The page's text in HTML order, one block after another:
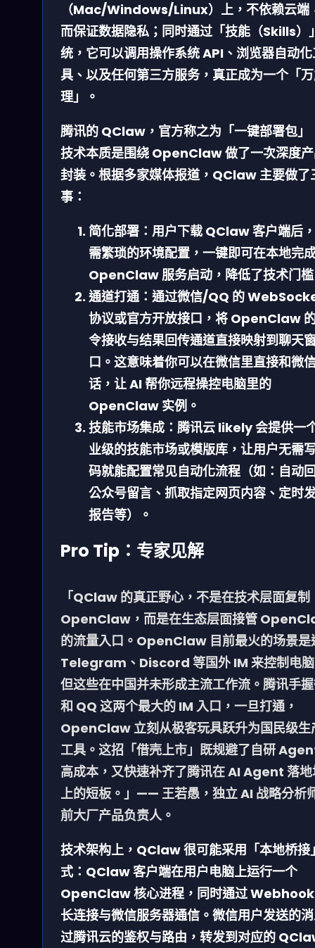
（Mac/Windows/Linux）上，不依赖云端
而保证数据隐私；同时通过「技能（Skills）
统，它可以调用操作系统 API、浏览器自动
具、以及任何第三方服务，真正成为一个「
理」。
腾讯的 QClaw，官方称之为「一键部署包」
技术本质是围绕 OpenClaw 做了一次深度
封装。根据多家媒体报道，QClaw 主要做了
事：
简化部署： 用户下载 QClaw 客户端后
需繁琐的环境配置，一键即可在本地完
OpenClaw 服务启动，降低了技术门
通道打通： 通过微信/QQ 的
协议或官方开放接口，将 OpenClaw
令接收与结果回传通道直接映射到聊天
口。这意味着你可以在微信里直接和微
话，让 AI 帮你远程操控电脑里的
OpenClaw 实例。
技能市场集成： 腾讯云 likely 会提供一
业级的技能市场或模版库，让用户无需
码就能配置常见自动化流程（如：自动
公众号留言、抓取指定网页内容、定时
报告等）。
Pro Tip：专家见解
「QClaw 的真正野心，不是在技术层面复制
OpenClaw，而是在生态层面接管
的流量入口。OpenClaw 目前最火的场景是
Telegram、Discord 等国外 IM 来控制电
但这些在中国并未形成主流工作流。腾讯手
和 QQ 这两个最大的 IM 入口，一旦打通，
OpenClaw 立刻从极客玩具跃升为国民级生
工具。这招「借壳上市」既规避了自研
高成本，又快速补齐了腾讯在 AI Agent 落
上的短板。」—— 王若愚，独立 AI 战略分析
前大厂产品负责人。
技术架构上，QClaw 很可能采用「本地桥接
式：QClaw 客户端在用户电脑上运行一个
OpenClaw 核心进程，同时通过
长连接与微信服务器通信。微信用户发送的
过腾讯云的鉴权与路由，转发到对应的